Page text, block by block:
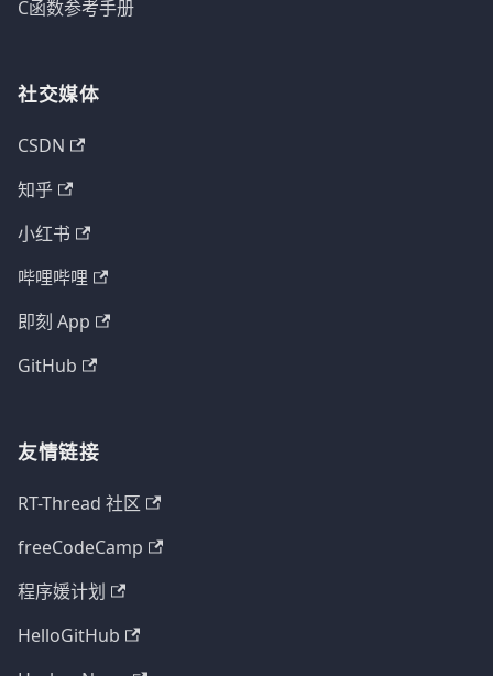
C函数参考手册
社交媒体
CSDN
知乎
小红书
哔哩哔哩
即刻 App
GitHub
友情链接
RT-Thread 社区
freeCodeCamp
程序媛计划
HelloGitHub